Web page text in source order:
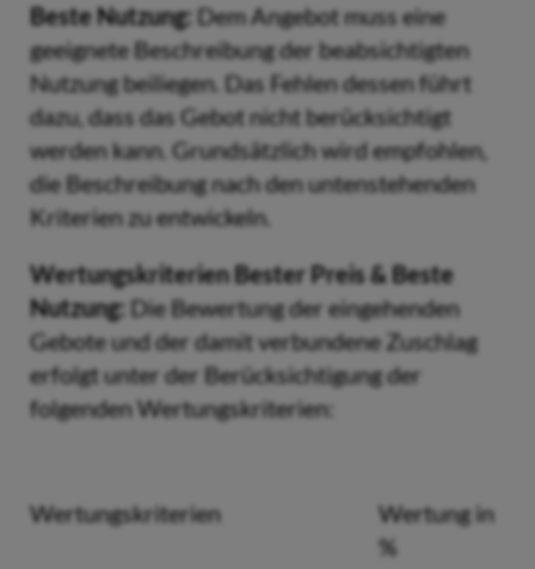
Beste Nutzung: Dem Angebot muss eine
geeignete Beschreibung der beabsichtigten
Nutzung beiliegen. Das Fehlen dessen führt
dazu, dass das Gebot nicht berücksichtigt
werden kann. Grundsätzlich wird empfohlen,
die Beschreibung nach den untenstehenden
Kriterien zu entwickeln.
Wertungskriterien Bester Preis & Beste
Nutzung: Die Bewertung der eingehenden
Gebote und der damit verbundene Zuschlag
erfolgt unter der Berücksichtigung der
folgenden Wertungskriterien:
Wertungskriterien
Wertung in
%